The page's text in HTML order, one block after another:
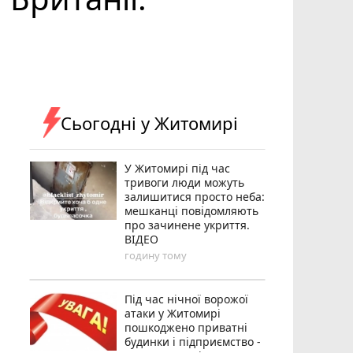
Сьогодні у Житомирі
У Житомирі під час
тривоги люди можуть
залишитися просто неба:
мешканці повідомляють
про зачинене укриття.
ВІДЕО
годину тому
Під час нічної ворожої
атаки у Житомирі
пошкоджено приватні
будинки і підприємство -